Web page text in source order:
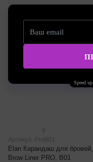
9
Артикул: ProB01
Elan Карандаш для бровей,
Brow Liner PRO, B01